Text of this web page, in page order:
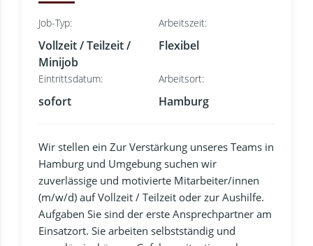
Job-Typ:
Vollzeit / Teilzeit /
Minijob
Arbeitszeit:
Flexibel
Eintrittsdatum:
sofort
Arbeitsort:
Hamburg
Wir stellen ein Zur Verstärkung unseres Teams in
Hamburg und Umgebung suchen wir
zuverlässige und motivierte Mitarbeiter/innen
(m/w/d) auf Vollzeit / Teilzeit oder zur Aushilfe.
Aufgaben Sie sind der erste Ansprechpartner am
Einsatzort. Sie arbeiten selbstständig und